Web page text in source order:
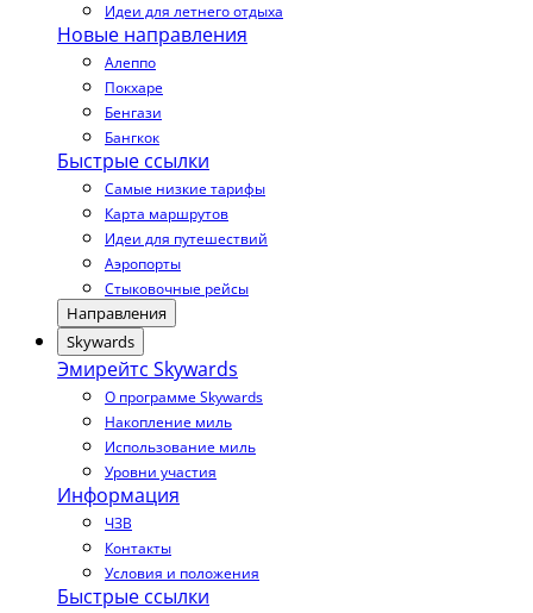
Идеи для летнего отдыха
Новые направления
Алеппо
Покхаре
Бенгази
Бангкок
Быстрые ссылки
Самые низкие тарифы
Карта маршрутов
Идеи для путешествий
Аэропорты
Стыковочные рейсы
Направления
Skywards
Эмирейтс Skywards
О программе Skywards
Накопление миль
Использование миль
Уровни участия
Информация
ЧЗВ
Контакты
Условия и положения
Быстрые ссылки